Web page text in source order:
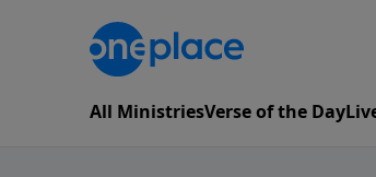
All MinistriesVerse of the Day